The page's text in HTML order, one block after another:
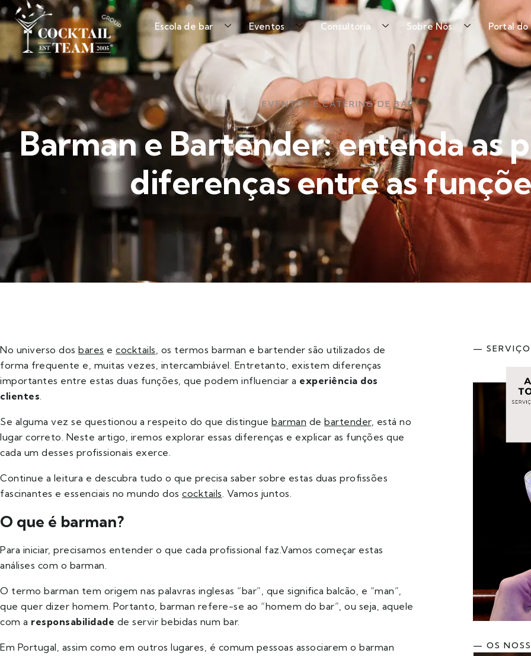
Escola de bar Eventos Consultoria Sobre Nós Portal
EVENTOS E CATERING DE BAR
Barman e Bartender: entenda as
diferenças entre as
No universo dos bares e cocktails, os termos barman e bartender são utilizados de
forma frequente e, muitas vezes, intercambiável. Entretanto, existem diferenças
importantes entre estas duas funções, que podem influenciar a experiência dos
clientes.
Se alguma vez se questionou a respeito do que distingue barman de bartender, está no
lugar correto. Neste artigo, iremos explorar essas diferenças e explicar as funções que
cada um desses profissionais exerce.
Continue a leitura e descubra tudo o que precisa saber sobre estas duas profissões
fascinantes e essenciais no mundo dos cocktails. Vamos juntos.
O que é barman?
Para iniciar, precisamos entender o que cada profissional faz.Vamos começar estas
análises com o barman.
O termo barman tem origem nas palavras inglesas “bar”, que significa balcão, e “man”,
que quer dizer homem. Portanto, barman refere-se ao “homem do bar”, ou seja, aquele
com a responsabilidade de servir bebidas num bar.
Em Portugal, assim como em outros lugares, é comum pessoas associarem o barman
—
— OS